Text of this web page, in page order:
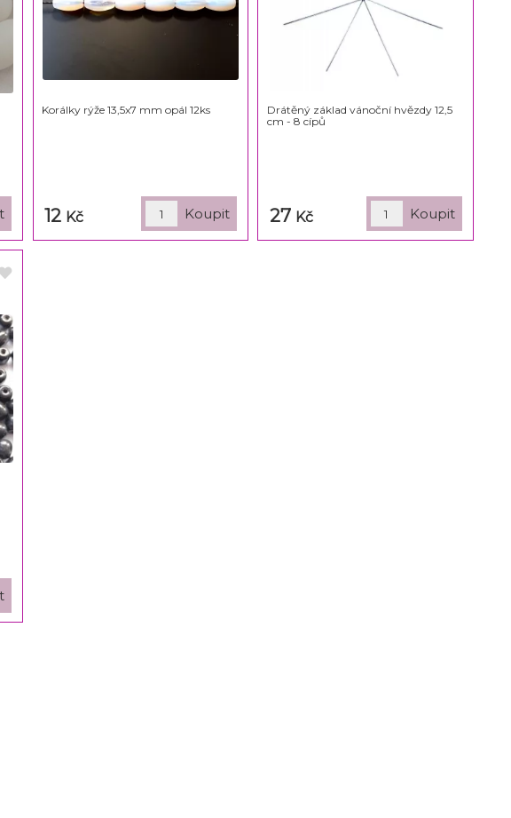
Korálky rýže 13,5x7 mm opál 12ks
12 Kč
Drátěný základ vánoční hvězdy 12,5
cm - 8 cípů
27 Kč